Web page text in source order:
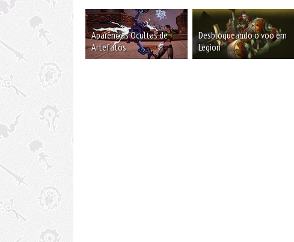
Aparências Ocultas de
Artefatos
Desbloqueando o voo em
Legion